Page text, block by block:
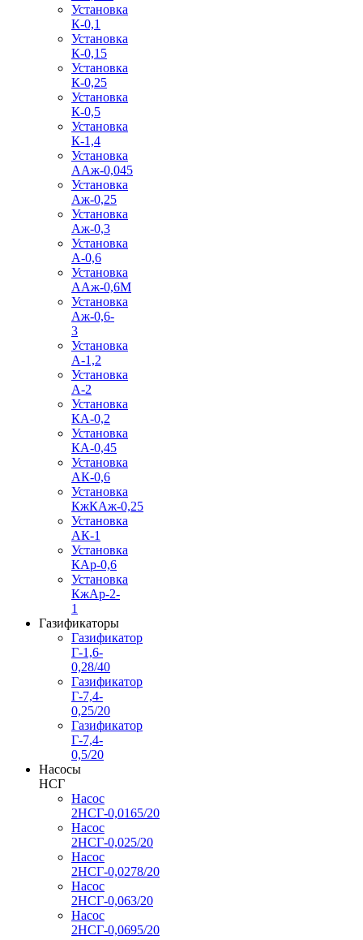
Установка
К-0,1
Установка
К-0,15
Установка
К-0,25
Установка
К-0,5
Установка
К-1,4
Установка
ААж-0,045
Установка
Аж-0,25
Установка
Аж-0,3
Установка
А-0,6
Установка
ААж-0,6М
Установка
Аж-0,6-
3
Установка
А-1,2
Установка
А-2
Установка
КА-0,2
Установка
КА-0,45
Установка
АК-0,6
Установка
КжКАж-0,25
Установка
АК-1
Установка
КАр-0,6
Установка
КжАр-2-
1
Газификаторы
Газификатор
Г-1,6-
0,28/40
Газификатор
Г-7,4-
0,25/20
Газификатор
Г-7,4-
0,5/20
Насосы
НСГ
Насос
2НСГ-0,0165/20
Насос
2НСГ-0,025/20
Насос
2НСГ-0,0278/20
Насос
2НСГ-0,063/20
Насос
2НСГ-0,0695/20